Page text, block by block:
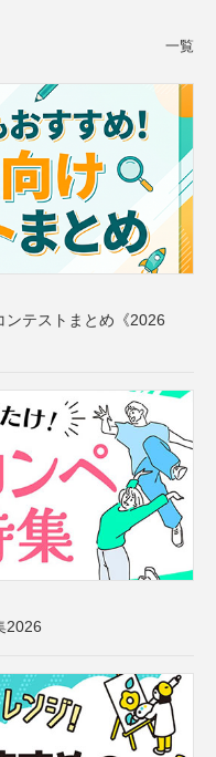
一覧
ンテストまとめ《2026
2026